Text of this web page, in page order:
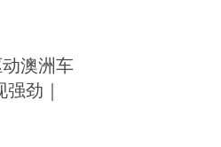
澳洲车
劲｜